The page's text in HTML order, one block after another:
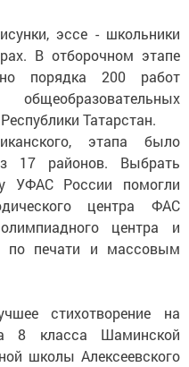
эссе - школьники
В отборочном этапе
порядка 200 работ
Татарстан.
этапа было
17 районов. Выбрать
УФАС России помогли
центра ФАС
центра и
по печати и массовым
стихотворение на
8 класса Шаминской
школы Алексеевского